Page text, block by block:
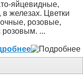
яйцевидные,
железах. Цветки
розовые,
розовым. ...